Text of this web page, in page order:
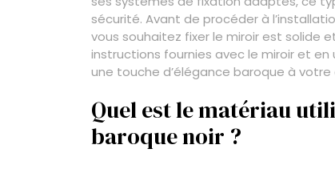
sécurité. Avant de procéder à
vous souhaitez fixer le miroir est solide
instructions fournies avec le miroir et
une touche d’élégance baroque à
Quel est le matériau
baroque noir ?